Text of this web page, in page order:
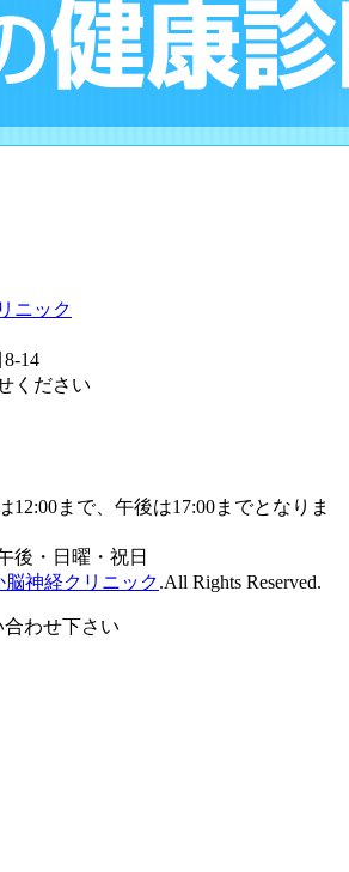
14
ください
12:00まで、午後は17:00までとなりま
後・日曜・祝日
脳神経クリニック.All Rights Reserved.
わせ下さい